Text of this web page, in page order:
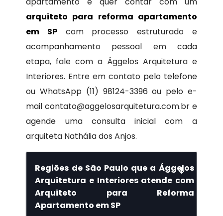
arquiteto para reforma apartamento
em SP com processo estruturado e
acompanhamento pessoal em cada
etapa, fale com a Ággelos Arquitetura e
Interiores. Entre em contato pelo telefone
ou WhatsApp (11) 98124-3396 ou pelo e-
mail contato@aggelosarquitetura.com.br e
agende uma consulta inicial com a
arquiteta Nathália dos Anjos.
Regiões de São Paulo que a Ággelos
Arquitetura e Interiores atende com
Arquiteto para Reforma
Apartamento em SP